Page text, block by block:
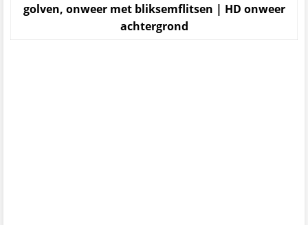
golven, onweer met bliksemflitsen | HD onweer
achtergrond